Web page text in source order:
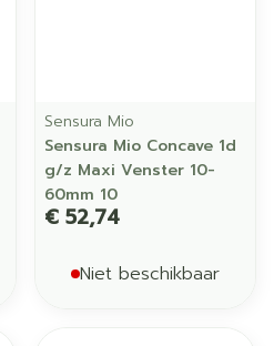
Sensura Mio
Sensura Mio Concave 1d
g/z Maxi Venster 10-
60mm 10
€ 52,74
Niet beschikbaar